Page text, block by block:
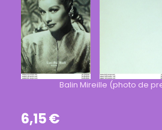
Balin Mireille (photo de
6,15€